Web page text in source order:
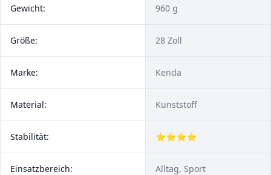
Gewicht: 960 g
Größe: 28 Zoll
Marke: Kenda
Material: Kunststoff
Stabilität: ⭐⭐⭐⭐
Einsatzbereich: Alltag, Sport